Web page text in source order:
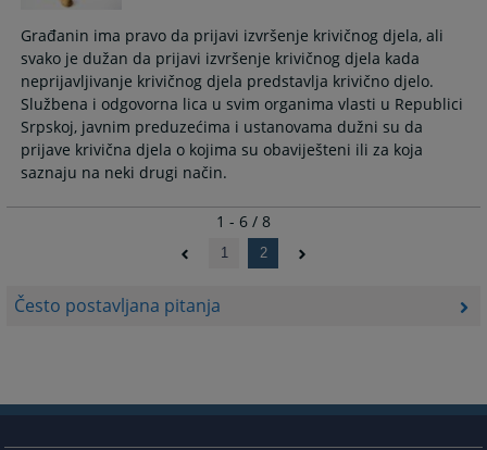
Često postavljana pitanja
Građanin ima pravo da prijavi izvršenje krivičnog djela, ali
svako je dužan da prijavi izvršenje krivičnog djela kada
neprijavljivanje krivičnog djela predstavlja krivično djelo.
Službena i odgovorna lica u svim organima vlasti u Republici
Srpskoj, javnim preduzećima i ustanovama dužni su da
prijave krivična djela o kojima su obaviješteni ili za koja
saznaju na neki drugi način.
1 - 6 / 8
1 2